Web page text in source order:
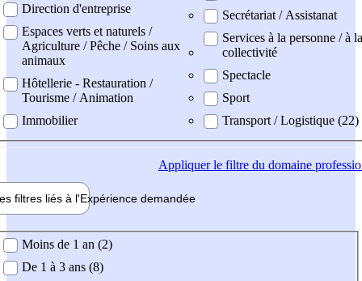
Direction d'entreprise
Espaces verts et naturels /
Agriculture / Pêche / Soins aux
animaux
Hôtellerie - Restauration /
Tourisme / Animation
Immobilier
Secrétariat / Assistanat
Services à la personne / à la
collectivité
Spectacle
Sport
Transport / Logistique (22)
Appliquerle filtre du domaine
filtres liés à l'Expérience demandée
demandée
Moins de 1 an (2)
De 1 à 3 ans (8)